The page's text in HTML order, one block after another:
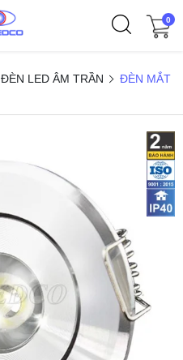
0
ĐÈN LED ÂM TRẦN
ĐÈN MẮT